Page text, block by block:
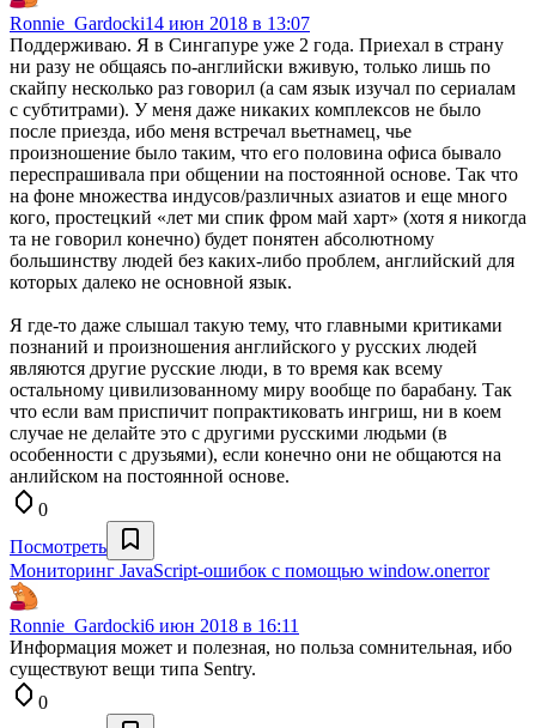
Ronnie_Gardocki14 июн 2018 в 13:07
Поддерживаю. Я в Сингапуре уже 2 года. Приехал в страну
ни разу не общаясь по-английски вживую, только лишь по
скайпу несколько раз говорил (а сам язык изучал по сериалам
с субтитрами). У меня даже никаких комплексов не было
после приезда, ибо меня встречал вьетнамец, чье
произношение было таким, что его половина офиса бывало
переспрашивала при общении на постоянной основе. Так что
на фоне множества индусов/различных азиатов и еще много
кого, простецкий «лет ми спик фром май харт» (хотя я никогда
та не говорил конечно) будет понятен абсолютному
большинству людей без каких-либо проблем, английский для
которых далеко не основной язык.
Я где-то даже слышал такую тему, что главными критиками
познаний и произношения английского у русских людей
являются другие русские люди, в то время как всему
остальному цивилизованному миру вообще по барабану. Так
что если вам приспичит попрактиковать ингриш, ни в коем
случае не делайте это с другими русскими людьми (в
особенности с друзьями), если конечно они не общаются на
анлийском на постоянной основе.
0
Посмотреть
Мониторинг JavaScript-ошибок с помощью window.onerror
Ronnie_Gardocki6 июн 2018 в 16:11
Информация может и полезная, но польза сомнительная, ибо
существуют вещи типа Sentry.
0